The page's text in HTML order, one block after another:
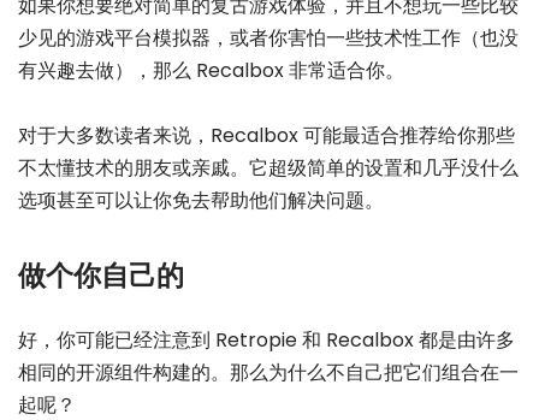
少见的游戏平台模拟器，或者你害怕一些技术性工作（也没
有兴趣去做），那么 Recalbox 非常适合你。
对于大多数读者来说，Recalbox 可能最适合推荐给你那些
不太懂技术的朋友或亲戚。它超级简单的设置和几乎没什么
选项甚至可以让你免去帮助他们解决问题。
做个你自己的
好，你可能已经注意到 Retropie 和 Recalbox 都是由许多
相同的开源组件构建的。那么为什么不自己把它们组合在一
起呢？